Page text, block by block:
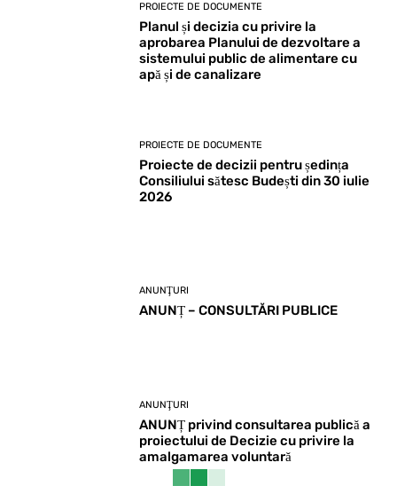
PROIECTE DE DOCUMENTE
Planul și decizia cu privire la
aprobarea Planului de dezvoltare a
sistemului public de alimentare cu
apă și de canalizare
PROIECTE DE DOCUMENTE
Proiecte de decizii pentru ședința
Consiliului sătesc Budești din 30 iulie
2026
ANUNŢURI
ANUNȚ – CONSULTĂRI PUBLICE
ANUNŢURI
ANUNȚ privind consultarea publică a
proiectului de Decizie cu privire la
amalgamarea voluntară